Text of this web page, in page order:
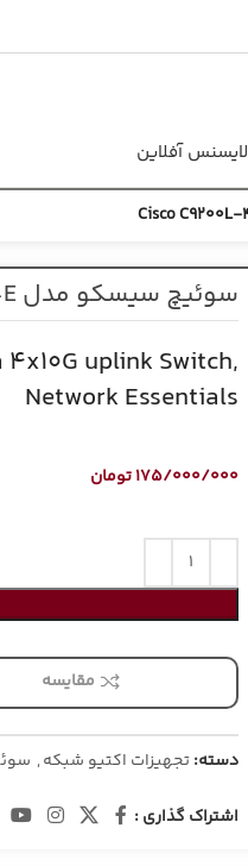
لایسنس آفلاین
سوئیچ سیسکو مدل Cisco C9200L-48T-4X-E
uplink Switch,
Network Essentials
175/000/000تومان
مقایسه
دسته:تجهیزات اکتیو شبکه,
اشتراک گذاری :